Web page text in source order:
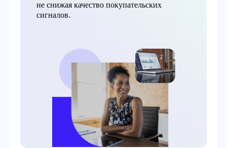
не снижая качество покупательских
сигналов.